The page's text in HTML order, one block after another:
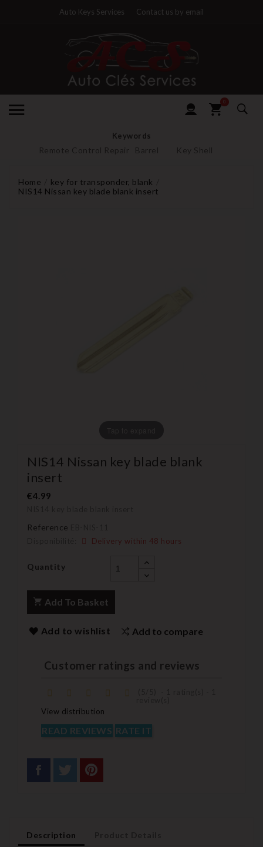
Auto Keys Services Contact us by email
0
Keywords
Remote Control Repair Barrel Key Shell
Home
key for transponder, blank
NIS14 Nissan key blade blank insert
NIS14 Nissan key blade blank
insert
€4.99
Reference
Delivery within 48 hours
Quantity
Add To Basket
Add to wishlist Add to compare
Customer ratings and reviews
View distribution
READ REVIEWS RATE IT
Description